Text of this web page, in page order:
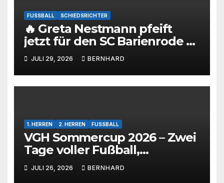
FUSSBALL SCHIEDSRICHTER
🔥 Greta Nestmann pfeift
jetzt für den SC Barienrode –
unsere jüngste
Schiedsrichterin hat die
Prüfung bestanden! 💙🤍⚽
JULI 29, 2026 BERNHARD
1. HERREN 2. HERREN FUSSBALL
VGH Sommercup 2026 – Zwei
Tage voller Fußball,
Emotionen und tollem
Rahmenprogramm 🩵🤍
JULI 26, 2026 BERNHARD